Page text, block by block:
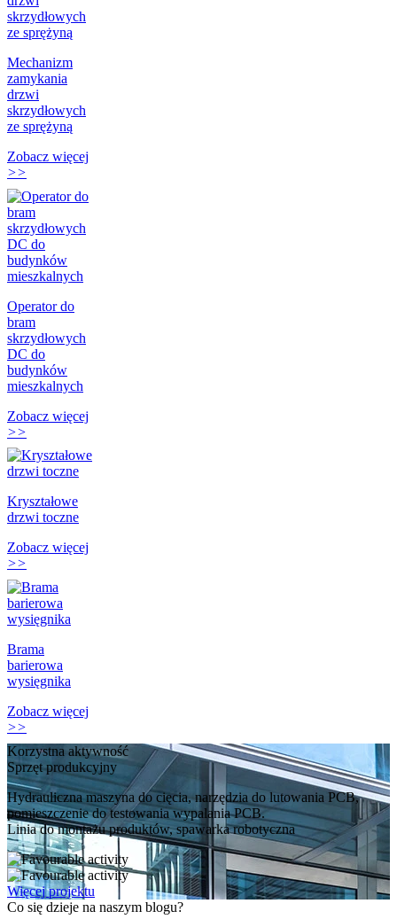
Mechanizm
zamykania
drzwi
skrzydłowych
ze sprężyną
Zobacz więcej
>>
Operator do
bram
skrzydłowych
DC do
budynków
mieszkalnych
Zobacz więcej
>>
Kryształowe
drzwi toczne
Zobacz więcej
>>
Brama
barierowa
wysięgnika
Zobacz więcej
>>
Korzystna aktywność
Sprzęt produkcyjny
Hydrauliczna maszyna do cięcia, narzędzia do lutowania PCB,
pomieszczenie do testowania wypalania PCB.
Linia do montażu produktów, spawarka robotyczna
Więcej projektu
Co się dzieje na naszym blogu?